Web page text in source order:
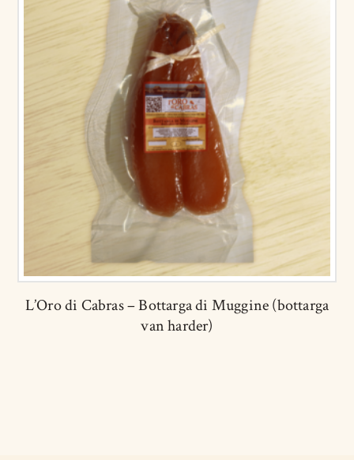
L’Oro di Cabras – Bottarga di Muggine (bottarga
van harder)